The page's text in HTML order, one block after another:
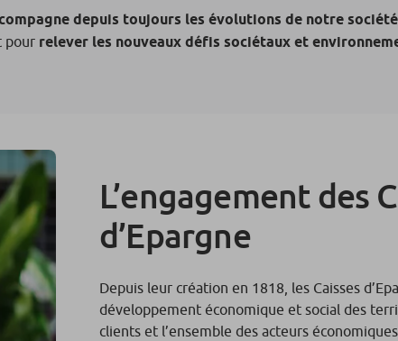
depuis toujours les évolutions de notre
pour relever les nouveaux défis sociétaux et
L’engagement des
d’Epargne
Depuis leur création en 1818, les Caisses
développement économique et social des
clients et l’ensemble des acteurs